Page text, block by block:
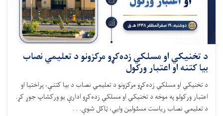
د تخنیکي او مسلکي زده‌کړو مرکزونو د تعلیمي نصاب
بیا کتنه او اعتبار ورکول
د تخنیکي او مسلکي زده‌کړو مرکزونو د تعلیمي نصاب د بیا کتنې، پراختیا او
اعتبار ورکولو په موخه د تخنیکي او مسلکي زده‌کړو ادارې یو ورکشاپ جوړ کړ.
د تعلیمي نصاب ریاست مسئولین وایي، ټاکل شوې. . .